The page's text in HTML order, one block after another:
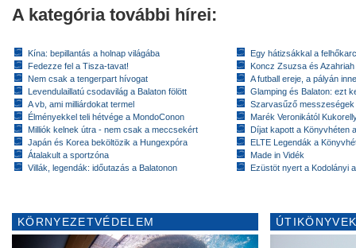
A kategória további hírei:
Kína: bepillantás a holnap világába
Fedezze fel a Tisza-tavat!
Nem csak a tengerpart hívogat
Levendulaillatú csodavilág a Balaton fölött
A vb, ami milliárdokat termel
Élményekkel teli hétvége a MondoConon
Milliók kelnek útra - nem csak a meccsekért
Japán és Korea beköltözik a Hungexpóra
Átalakult a sportzóna
Villák, legendák: időutazás a Balatonon
Egy hátizsákkal a
Koncz Zsuzsa és
A futball ereje, a pályán
Glamping és Balaton: ezt
Szarvasűző messzeségek
Marék Veronikától
Díjat kapott a Könyvhéten
ELTE Legendák a
Made in Vidék
Ezüstöt nyert a Kodolányi
KÖRNYEZETVÉDELEM